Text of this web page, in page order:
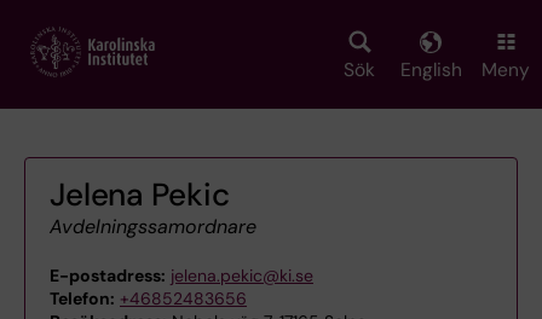
main
Sök English Meny
Jelena Pekic
Avdelningssamordnare
E-postadress: jelena.pekic@ki.se
Telefon: +46852483656